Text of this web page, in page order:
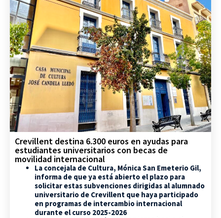
Crevillent destina 6.300 euros en ayudas para
estudiantes universitarios con becas de
movilidad internacional
La concejala de Cultura, Mónica San Emeterio Gil,
informa de que ya está abierto el plazo para
solicitar estas subvenciones dirigidas al alumnado
universitario de Crevillent que haya participado
en programas de intercambio internacional
durante el curso 2025-2026